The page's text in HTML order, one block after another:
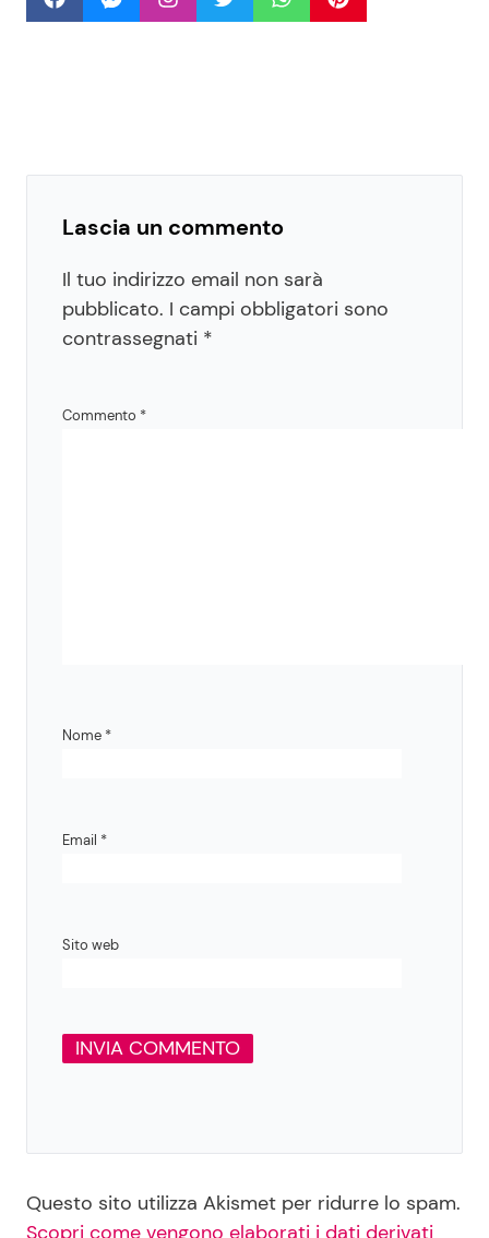
Lascia un commento
Il tuo indirizzo email non sarà
pubblicato. I campi obbligatori sono
contrassegnati *
Commento *
Nome *
Email *
Sito web
Questo sito utilizza Akismet per ridurre lo spam.
Scopri come vengono elaborati i dati derivati